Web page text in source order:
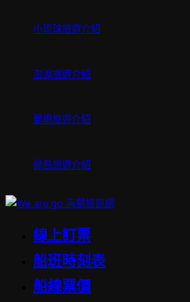
小琉球旅遊介紹
澎湖旅遊介紹
蘭嶼旅遊介紹
綠島旅遊介紹
Skip
content線上訂票
船班時刻表
船線票價